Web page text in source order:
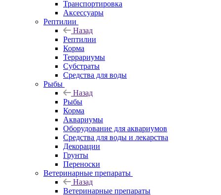
Транспортировка
Аксессуары
Рептилии
Назад
Рептилии
Корма
Террариумы
Субстраты
Средства для воды
Рыбы
Назад
Рыбы
Корма
Аквариумы
Оборудование для аквариумов
Средства для воды и лекарства
Декорации
Грунты
Переноски
Ветеринарные препараты
Назад
Ветеринарные препараты